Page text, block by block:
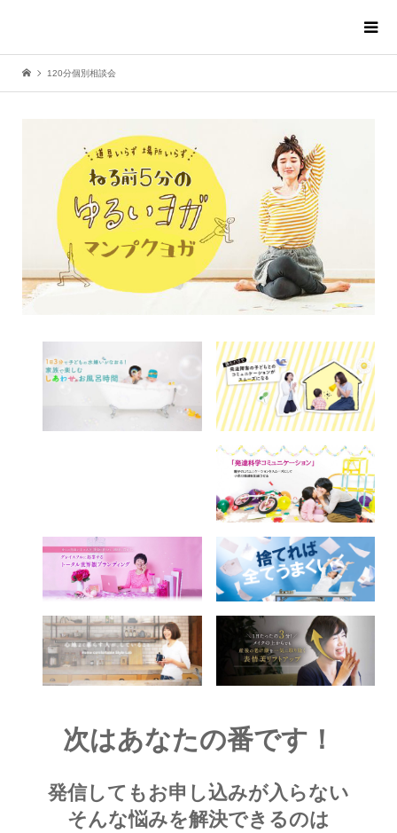
120分個別相談会
次はあなたの番です！
発信してもお申し込みが入らない
そんな悩みを解決できるのは